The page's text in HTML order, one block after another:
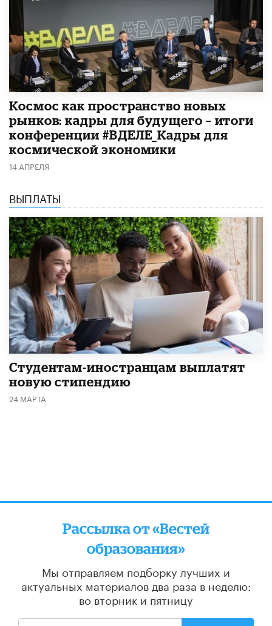
Космос как пространство новых
рынков: кадры для будущего – итоги
конференции #ВДЕЛЕ_Кадры для
космической экономики
14 АПРЕЛЯ
ВЫПЛАТЫ
Студентам-иностранцам выплатят
новую стипендию
24 МАРТА
Рассылка от «Вестей
образования»
Мы отправляем подборку лучших и
актуальных материалов два раза в неделю:
во вторник и пятницу